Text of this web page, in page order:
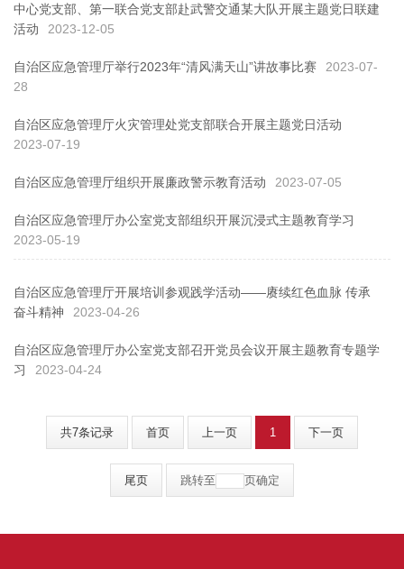
中心党支部、第一联合党支部赴武警交通某大队开展主题党日联建
活动
2023-12-05
自治区应急管理厅举行2023年“清风满天山”讲故事比赛
2023-07-
28
自治区应急管理厅火灾管理处党支部联合开展主题党日活动
2023-07-19
自治区应急管理厅组织开展廉政警示教育活动 2023-07-05
自治区应急管理厅办公室党支部组织开展沉浸式主题教育学习
2023-05-19
自治区应急管理厅开展培训参观践学活动——赓续红色血脉 传承
奋斗精神
2023-04-26
自治区应急管理厅办公室党支部召开党员会议开展主题教育专题学
习
2023-04-24
共7条记录 首页 上一页 1 下一页
尾页 跳转至 页确定